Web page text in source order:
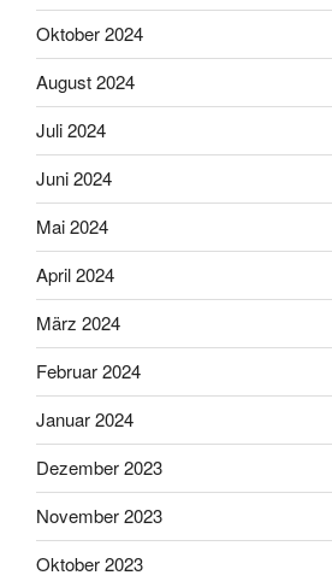
Oktober 2024
August 2024
Juli 2024
Juni 2024
Mai 2024
April 2024
März 2024
Februar 2024
Januar 2024
Dezember 2023
November 2023
Oktober 2023